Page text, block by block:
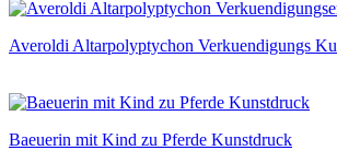
Averoldi Altarpolyptychon Verkuendigungs
Baeuerin mit Kind zu Pferde Kunstdruck